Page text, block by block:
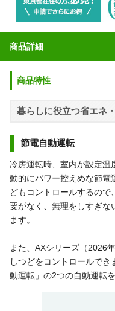
商品詳細
商品特性
暮らしに役立つ省エネ
節電自動運転
冷房運転時、室内が設定温
動的にパワー控えめな節電
どもコントロールするの
要がなく、無理をしすぎな
ます。
また、AXシリーズ（2026
しつどをコントロールで
動運転」の2つの自動運転